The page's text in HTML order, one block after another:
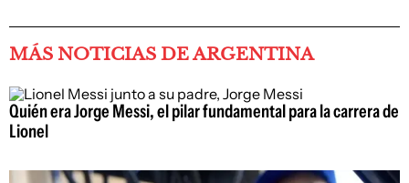
MÁS NOTICIAS DE ARGENTINA
Quién era Jorge Messi, el pilar fundamental para la carrera de
Lionel